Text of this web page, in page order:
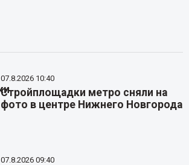
07.8.2026 10:40
Стройплощадки метро сняли на
фото в центре Нижнего Новгорода
07.8.2026 09:40